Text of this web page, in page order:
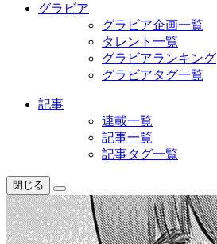
グラビア
グラビア企画一覧
タレント一覧
グラビアランキング
グラビアタグ一覧
記事
連載一覧
記事一覧
記事タグ一覧
閉じる